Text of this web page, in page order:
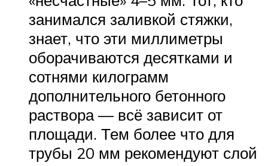
занимался заливкой стяжки,
знает, что эти миллиметры
оборачиваются десятками и
сотнями килограмм
дополнительного бетонного
раствора — всё зависит от
площади. Тем более что для
трубы 20 мм рекомендуют слой